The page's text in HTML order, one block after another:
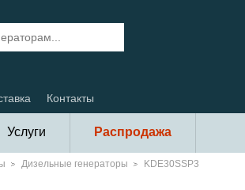
Контакты
Услуги Распродажа
Дизельные генераторы KDE30SSP3